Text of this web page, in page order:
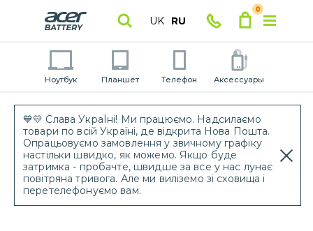
💙💛 Слава УкраЇні! Ми працюємо. Надсилаємо
товари по всій Україні, де відкрита Нова Пошта.
Опрацьовуємо замовлення у звичному графіку
настільки швидко, як можемо. Якщо буде
затримка - пробачте, швидше за все у нас лунає
повітряна тривога. Але ми виліземо зі сховища і
перетелефонуємо вам.
UK RU
0
Ноутбук Планшет Телефон Аксессуары